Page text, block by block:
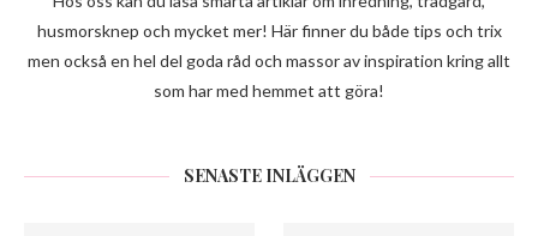
husmorsknep och mycket mer! Här finner du både tips och trix
men också en hel del goda råd och massor av inspiration kring allt
som har med hemmet att göra!
SENASTE INLÄGGEN